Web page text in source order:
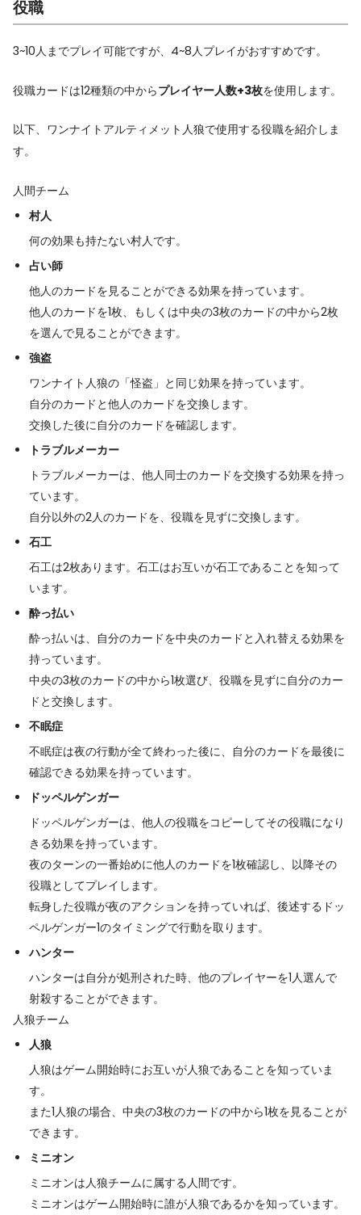
役職
3~10人までプレイ可能ですが、4~8人プレイがおすすめです。
役職カードは12種類の中からプレイヤー人数+3枚を使用します。
以下、ワンナイトアルティメット人狼で使用する役職を紹介しま
す。
人間チーム
村人
何の効果も持たない村人です。
占い師
他人のカードを見ることができる効果を持っています。
他人のカードを1枚、もしくは中央の3枚のカードの中から2枚
を選んで見ることができます。
強盗
ワンナイト人狼の「怪盗」と同じ効果を持っています。
自分のカードと他人のカードを交換します。
交換した後に自分のカードを確認します。
トラブルメーカー
トラブルメーカーは、他人同士のカードを交換する効果を持っ
ています。
自分以外の2人のカードを、役職を見ずに交換します。
石工
石工は2枚あります。石工はお互いが石工であることを知って
います。
酔っ払い
酔っ払いは、自分のカードを中央のカードと入れ替える効果を
持っています。
中央の3枚のカードの中から1枚選び、役職を見ずに自分のカー
ドと交換します。
不眠症
不眠症は夜の行動が全て終わった後に、自分のカードを最後に
確認できる効果を持っています。
ドッペルゲンガー
ドッペルゲンガーは、他人の役職をコピーしてその役職になり
きる効果を持っています。
夜のターンの一番始めに他人のカードを1枚確認し、以降その
役職としてプレイします。
転身した役職が夜のアクションを持っていれば、後述するドッ
ペルゲンガー1のタイミングで行動を取ります。
ハンター
ハンターは自分が処刑された時、他のプレイヤーを1人選んで
射殺することができます。
人狼チーム
人狼
人狼はゲーム開始時にお互いが人狼であることを知っていま
す。
また1人狼の場合、中央の3枚のカードの中から1枚を見ることが
できます。
ミニオン
ミニオンは人狼チームに属する人間です。
ミニオンはゲーム開始時に誰が人狼であるかを知っています。